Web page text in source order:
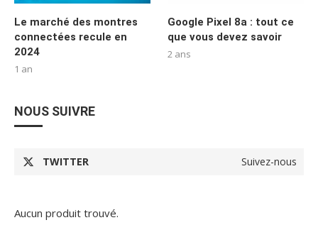
Le marché des montres
connectées recule en
2024
1 an
Google Pixel 8a : tout ce
que vous devez savoir
2 ans
NOUS SUIVRE
TWITTER Suivez-nous
Aucun produit trouvé.